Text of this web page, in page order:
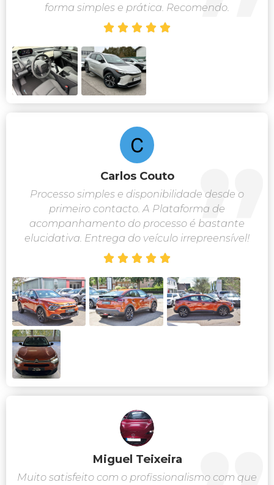
forma simples e prática. Recomendo.
    
Carlos Couto
Processo simples e disponibilidade desde o
primeiro contacto. A Plataforma de
acompanhamento do processo é bastante
elucidativa. Entrega do veículo irrepreensível!
    
Miguel Teixeira
Muito satisfeito com o profissionalismo com que